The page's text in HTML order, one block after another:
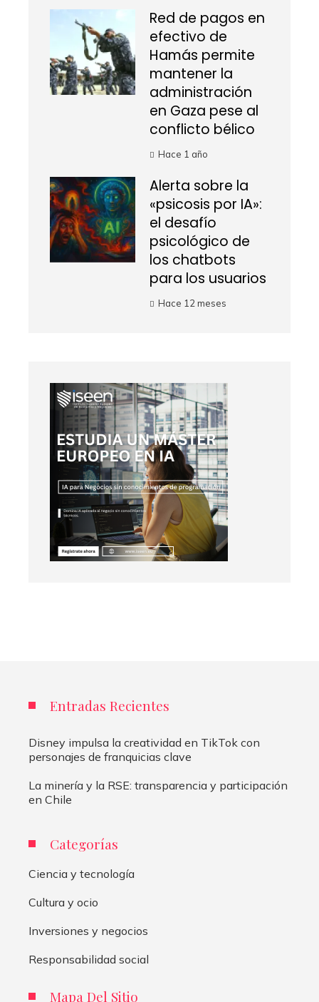
Red de pagos en
efectivo de
Hamás permite
mantener la
administración
en Gaza pese al
conflicto bélico
Hace 1 año
Alerta sobre la
«psicosis por IA»:
el desafío
psicológico de
los chatbots
para los usuarios
Hace 12 meses
Entradas Recientes
Disney impulsa la creatividad en TikTok con
personajes de franquicias clave
La minería y la RSE: transparencia y participación
en Chile
Categorías
Ciencia y tecnología
Cultura y ocio
Inversiones y negocios
Responsabilidad social
Mapa Del Sitio